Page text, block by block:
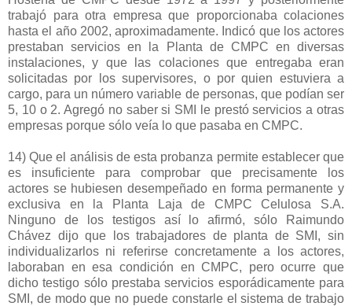
trabajó para otra empresa que proporcionaba colaciones
hasta el año 2002, aproximadamente. Indicó que los actores
prestaban servicios en la Planta de CMPC en diversas
instalaciones, y que las colaciones que entregaba eran
solicitadas por los supervisores, o por quien estuviera a
cargo, para un número variable de personas, que podían ser
5, 10 o 2. Agregó no saber si SMI le prestó servicios a otras
empresas porque sólo veía lo que pasaba en CMPC.
14) Que el análisis de esta probanza permite establecer que
es insuficiente para comprobar que precisamente los
actores se hubiesen desempeñado en forma permanente y
exclusiva en la Planta Laja de CMPC Celulosa S.A.
Ninguno de los testigos así lo afirmó, sólo Raimundo
Chávez dijo que los trabajadores de planta de SMI, sin
individualizarlos ni referirse concretamente a los actores,
laboraban en esa condición en CMPC, pero ocurre que
dicho testigo sólo prestaba servicios esporádicamente para
SMI, de modo que no puede constarle el sistema de trabajo